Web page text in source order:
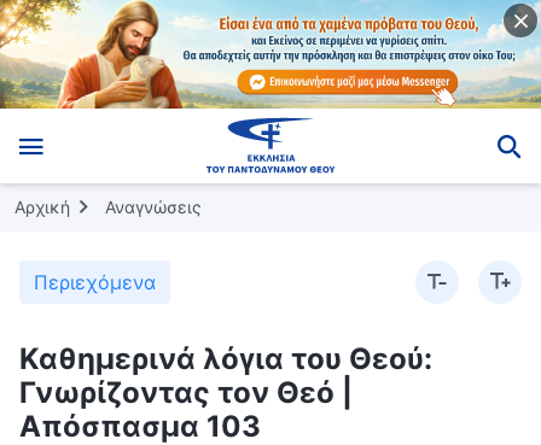
Αρχική Αναγνώσεις
Περιεχόμενα
Καθημερινά λόγια του Θεού:
Γνωρίζοντας τον Θεό |
Απόσπασμα 103